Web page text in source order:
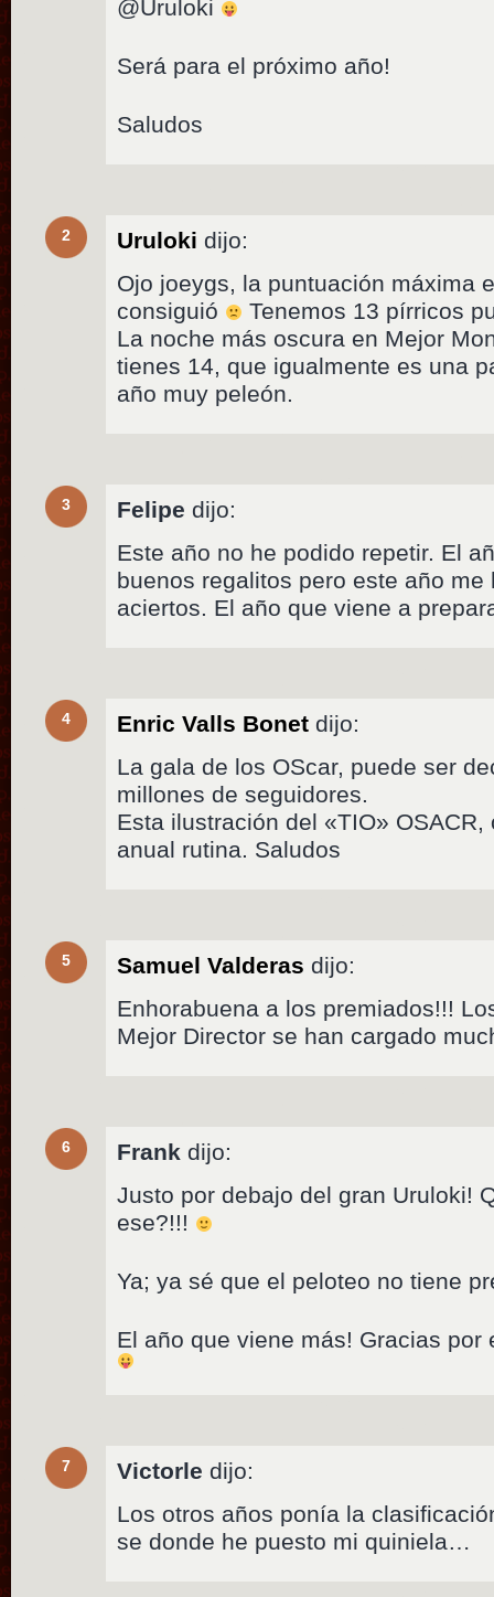
@Uruloki
Será para el próximo año!
Saludos
2 Uruloki dijo:
Ojo joeygs, la puntuación máxima
consiguió
Tenemos 13 pírricos
La noche más oscura en Mejor
tienes 14, que igualmente es una
año muy peleón.
3 Felipe dijo:
Este año no he podido repetir. El
buenos regalitos pero este año me
aciertos. El año que viene a
4 Enric Valls Bonet dijo:
La gala de los OScar, puede ser
millones de seguidores.
Esta ilustración del «TIO»
anual rutina. Saludos
5 Samuel Valderas dijo:
Enhorabuena a los premiados!!!
Mejor Director se han cargado
6 Frank dijo:
Justo por debajo del gran Uruloki!
ese?!!!
Ya; ya sé que el peloteo no tiene
El año que viene más! Gracias
7 Victorle dijo:
Los otros años ponía la
se donde he puesto mi quiniela…